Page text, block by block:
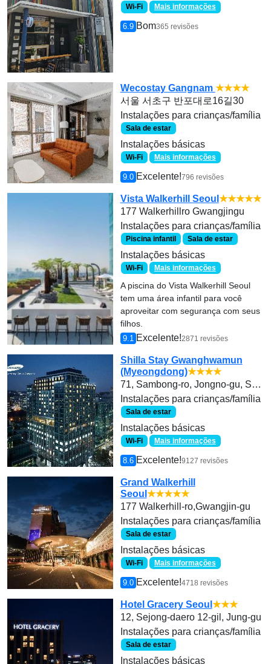
Wi-Fi Mais informações
6.9 Bom365 revisões
Wecostay Gangnam ★★★★
서울 서초구 반포대로16길30
Instalações para crianças/família
Sala de estar
Instalações básicas
Wi-Fi Mais informações
9.0 Excelente!796 revisões
Vista Walkerhill Seoul ★★★★★
177 Walkerhillro Gwangjingu
Instalações para crianças/família
Piscina infantil Sala de estar
Instalações básicas
Wi-Fi Mais informações
A piscina do Vista Walkerhill Seoul
tem uma área infantil para você
aproveitar com segurança com seus
filhos.
9.1 Excelente!2871 revisões
Shilla Stay Gwanghwamun
(Myeongdong)★★★★
71, Sambong-ro, Jongno-gu, Seoul
Instalações para crianças/família
Sala de estar
Instalações básicas
Wi-Fi Mais informações
8.6 Excelente!9127 revisões
Grand Walkerhill
Seoul ★★★★★
177 Walkerhill-ro,Gwangjin-gu
Instalações para crianças/família
Sala de estar
Instalações básicas
Wi-Fi Mais informações
9.0 Excelente!4718 revisões
Hotel Gracery Seoul ★★★
12, Sejong-daero 12-gil, Jung-gu
Instalações para crianças/família
Sala de estar
Instalações básicas